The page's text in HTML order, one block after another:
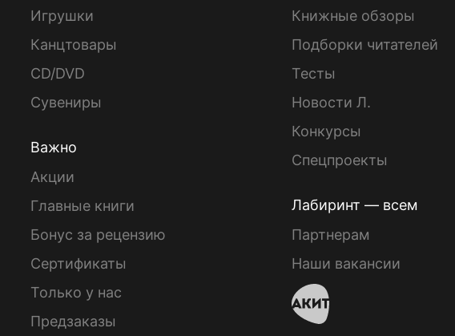
Игрушки
Канцтовары
CD/DVD
Сувениры
Важно
Акции
Главные книги
Бонус за рецензию
Сертификаты
Только у нас
Предзаказы
Книжные обзоры
Подборки читателей
Тесты
Новости Л.
Конкурсы
Спецпроекты
Лабиринт — всем
Партнерам
Наши вакансии